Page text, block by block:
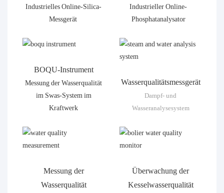
Industrielles Online-Silica-
Messgerät
Industrieller Online-
Phosphatanalysator
BOQU-Instrument
Messung der Wasserqualität
im Swas-System im
Kraftwerk
Wasserqualitätsmessgerät
Dampf- und
Wasseranalysesystem
Messung der
Wasserqualität
Überwachung der
Kesselwasserqualität